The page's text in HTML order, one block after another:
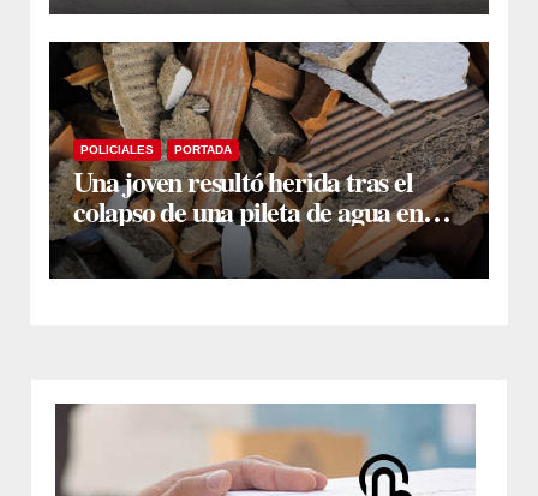
POLICIALES PORTADA
Una joven resultó herida tras el
colapso de una pileta de agua en
Colonia El Simbolar